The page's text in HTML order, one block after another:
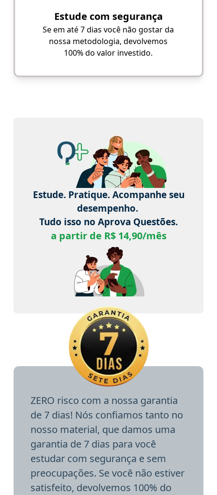
Estude com segurança
Se em até 7 dias você não gostar da
nossa metodologia, devolvemos
100% do valor investido.
Estude. Pratique. Acompanhe seu
desempenho.
Tudo isso no Aprova Questões.
a partir de R$ 14,90/mês
ZERO risco com a nossa garantia
de 7 dias! Nós confiamos tanto no
nosso material, que damos uma
garantia de 7 dias para você
estudar com segurança e sem
preocupações. Se você não estiver
satisfeito, devolvemos 100% do